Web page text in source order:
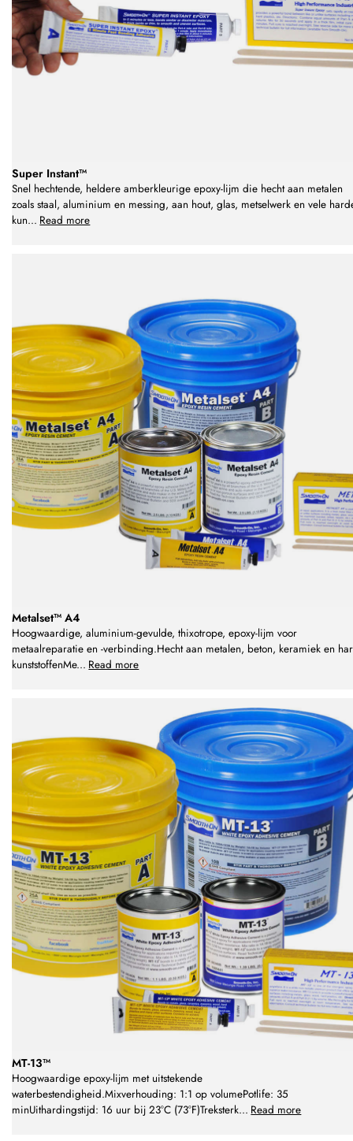
Super Instant™
Snel hechtende, heldere amberkleurige epoxy-lijm die hecht aan metalen
zoals staal, aluminium en messing, aan hout, glas, metselwerk en vele
kun... Read more
Metalset™ A4
Hoogwaardige, aluminium-gevulde, thixotrope, epoxy-lijm voor
metaalreparatie en -verbinding.Hecht aan metalen, beton, keramiek en
kunststoffenMe... Read more
MT-13™
Hoogwaardige epoxy-lijm met uitstekende
waterbestendigheid.Mixverhouding: 1:1 op volumePotlife: 35
minUithardingstijd: 16 uur bij 23°C (73°F)Treksterk... Read more